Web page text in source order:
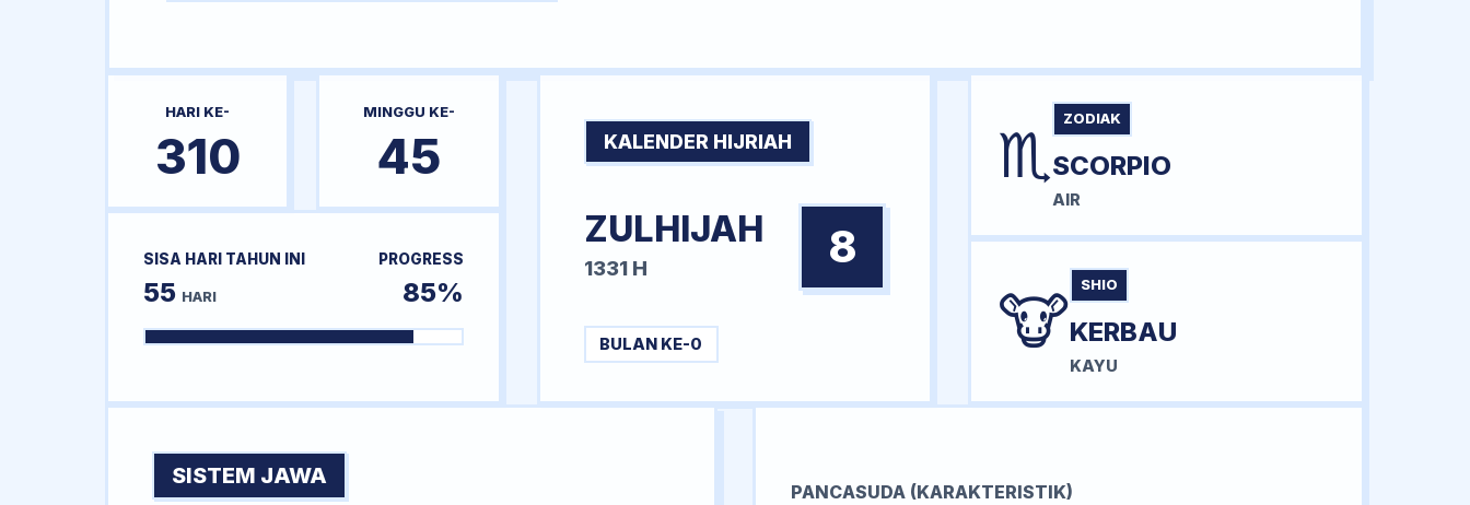
HARI KE-
310
MINGGU KE-
45
SISA HARI TAHUN INI
55 HARI
PROGRESS
85%
KALENDER HIJRIAH
ZULHIJAH
1331 H 8
BULAN KE-0
♏ ZODIAK
SCORPIO
AIR
🐮 SHIO
KERBAU
KAYU
SISTEM JAWA
PANCASUDA (KARAKTERISTIK)